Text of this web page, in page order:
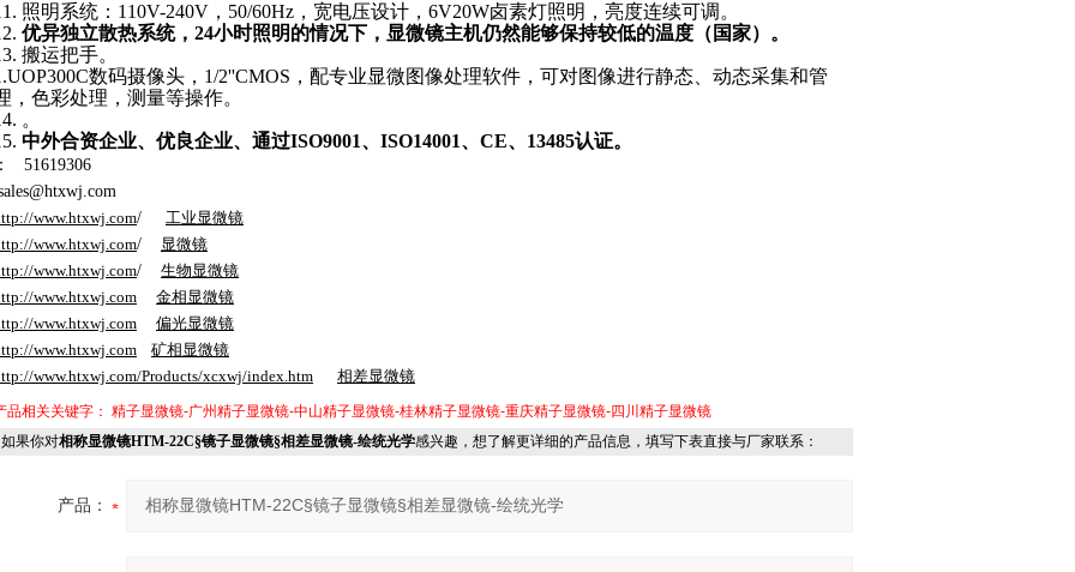
照明系统：110V-240V，50/60Hz，宽电压设计，6V20W卤素灯照明，亮度连续可调。
优异独立散热系统，24小时照明的情况下，显微镜主机仍然能够保持较低的温度（国家）。
搬运把手。
UOP300C数码摄像头，1/2''CMOS，配专业显微图像处理软件，可对图像进行静态、动态采集和管
， 色彩处理，测量等操作。
。
中外合资企业、优良企业、通过ISO9001、ISO14001、CE、13485认证。
51619306
www.htxwj.com/
工业显微镜
www.htxwj.com/
显微镜
www.htxwj.com/
生物显微镜
www.htxwj.com
金相显微镜
www.htxwj.com
偏光显微镜
www.htxwj.com
矿相显微镜
www.htxwj.com/Products/xcxwj/index.htm
相差显微镜
品相关关键字： 精子显微镜-广州精子显微镜-中山精子显微镜-桂林精子显微镜-重庆精子显微镜-四川精子显微镜
果你对相称显微镜HTM-22C§镜子显微镜§相差显微镜-绘统光学感兴趣，想了解更详细的产品信息，填写下表直接与厂家联系：
产品：